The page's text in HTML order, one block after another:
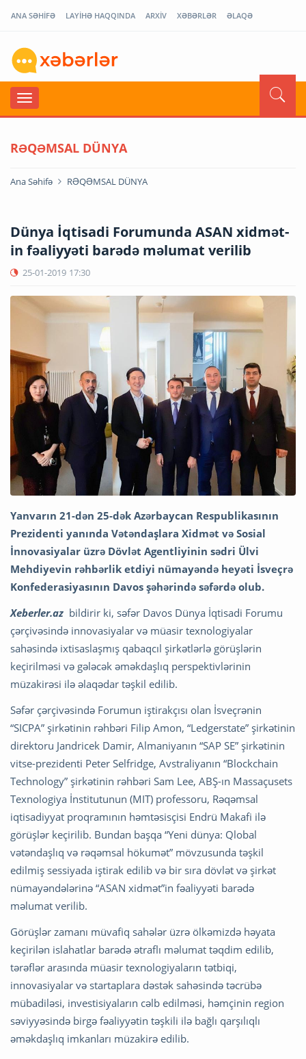
ANA SƏHİFƏ LAYİHƏ HAQQINDA ARXİV XƏBƏRLƏR ƏLAQƏ
RƏQƏMSAL DÜNYA
Ana Səhifə RƏQƏMSAL DÜNYA
Dünya İqtisadi Forumunda ASAN xidmət-
in fəaliyyəti barədə məlumat verilib
25-01-2019 17:30
Yanvarın 21-dən 25-dək Azərbaycan Respublikasının
Prezidenti yanında Vətəndaşlara Xidmət və Sosial
İnnovasiyalar üzrə Dövlət Agentliyinin sədri Ülvi
Mehdiyevin rəhbərlik etdiyi nümayəndə heyəti İsveçrə
Konfederasiyasının Davos şəhərində səfərdə olub.
Xeberler.az bildirir ki, səfər Davos Dünya İqtisadi Forumu
çərçivəsində innovasiyalar və müasir texnologiyalar
sahəsində ixtisaslaşmış qabaqcıl şirkətlərlə görüşlərin
keçirilməsi və gələcək əməkdaşlıq perspektivlərinin
müzakirəsi ilə əlaqədar təşkil edilib.
Səfər çərçivəsində Forumun iştirakçısı olan İsveçrənin
“SICPA” şirkətinin rəhbəri Filip Amon, “Ledgerstate” şirkətinin
direktoru Jandricek Damir, Almaniyanın “SAP SE” şirkətinin
vitse-prezidenti Peter Selfridge, Avstraliyanın “Blockchain
Technology” şirkətinin rəhbəri Sam Lee, ABŞ-ın Massaçusets
Texnologiya İnstitutunun (MIT) professoru, Rəqəmsal
iqtisadiyyat proqramının həmtəsisçisi Endrü Makafi ilə
görüşlər keçirilib. Bundan başqa “Yeni dünya: Qlobal
vətəndaşlıq və rəqəmsal hökumət” mövzusunda təşkil
edilmiş sessiyada iştirak edilib və bir sıra dövlət və şirkət
nümayəndələrinə “ASAN xidmət”in fəaliyyəti barədə
məlumat verilib.
Görüşlər zamanı müvafiq sahələr üzrə ölkəmizdə həyata
keçirilən islahatlar barədə ətraflı məlumat təqdim edilib,
tərəflər arasında müasir texnologiyaların tətbiqi,
innovasiyalar və startaplara dəstək sahəsində təcrübə
mübadiləsi, investisiyaların cəlb edilməsi, həmçinin region
səviyyəsində birgə fəaliyyətin təşkili ilə bağlı qarşılıqlı
əməkdaşlıq imkanları müzakirə edilib.